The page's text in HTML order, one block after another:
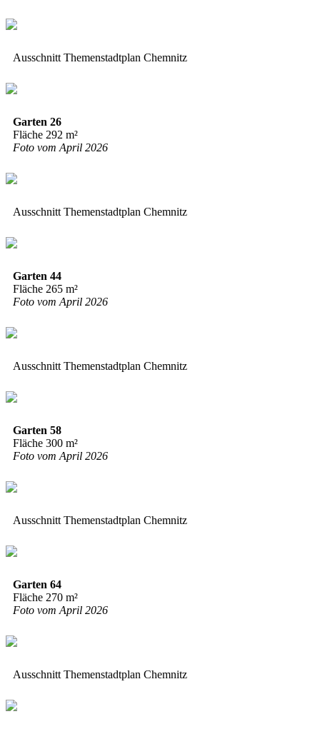
Ausschnitt Themenstadtplan Chemnitz
Garten 26
Fläche 292 m²
Foto vom April 2026
Ausschnitt Themenstadtplan Chemnitz
Garten 44
Fläche 265 m²
Foto vom April 2026
Ausschnitt Themenstadtplan Chemnitz
Garten 58
Fläche 300 m²
Foto vom April 2026
Ausschnitt Themenstadtplan Chemnitz
Garten 64
Fläche 270 m²
Foto vom April 2026
Ausschnitt Themenstadtplan Chemnitz